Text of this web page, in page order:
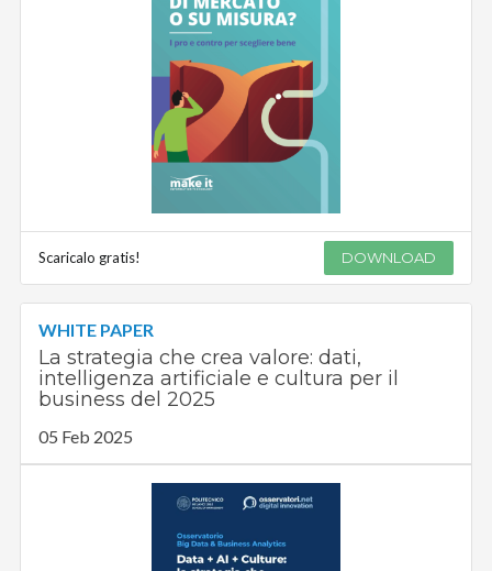
Scaricalo gratis! DOWNLOAD
WHITE PAPER
La strategia che crea valore: dati,
intelligenza artificiale e cultura per il
business del 2025
05 Feb 2025